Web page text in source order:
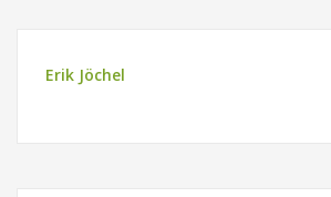
Erik Jöchel